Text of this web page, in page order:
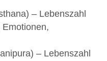
– Lebenszahl
– Lebenszahl